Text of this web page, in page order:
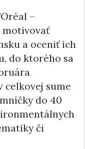
–
motivovať
a oceniť ich
do ktorého sa
celkovej sume
do 40
či